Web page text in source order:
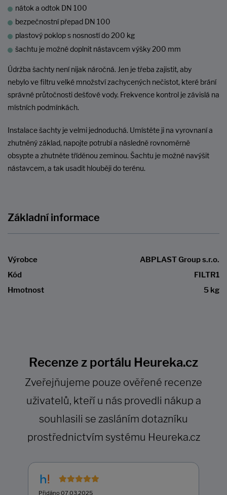
nátok a odtok DN 100
bezpečnostní přepad DN 100
plastový poklop s nosností do 200 kg
šachtu je možné doplnit nástavcem výšky 200 mm
Údržba šachty není nijak náročná. Jen je třeba zajistit, aby
nebylo ve filtru velké množství zachycených nečistot, které brání
správné průtočnosti dešťové vody. Frekvence kontrol je závislá na
místních podmínkách.
Instalace šachty je velmi jednoduchá. Umístěte ji na vyrovnaní a
zhutněný základ, napojte potrubí a následně rovnoměrně
obsypte a zhutněte tříděnou zeminou. Šachtu je možné navýšit
nástavcem, a tak usadit hlouběji do terénu.
Základní informace
Výrobce
ABPLAST Group s.r.o.
Kód
FILTR1
Hmotnost
5 kg
Recenze z portálu Heureka.cz
Zveřejňujeme pouze ověřené recenze
uživatelů, kteří u nás provedli nákup a
souhlasili se zasláním dotazníku
prostřednictvím systému Heureka.cz
Přidáno 07.03.2025